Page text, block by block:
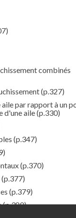
combinés
(p.327)
par rapport à un
d'une aile(p.330)
(p.347)
(p.370)
(p.377)
(p.379)
(p.380)